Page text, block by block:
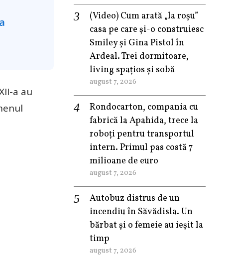
a au
(Video) Cum arată „la roşu”
casa pe care şi-o construiesc
Smiley şi Gina Pistol în
Ardeal. Trei dormitoare,
living spațios și sobă
august 7, 2026
Rondocarton, compania cu
fabrică la Apahida, trece la
roboți pentru transportul
intern. Primul pas costă 7
milioane de euro
august 7, 2026
Autobuz distrus de un
incendiu în Săvădisla. Un
bărbat și o femeie au ieșit la
timp
august 7, 2026